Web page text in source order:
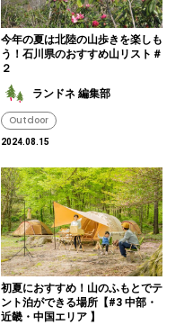
今年の夏は北陸の山歩きを楽しも
う！石川県のおすすめ山リスト＃
２
ランドネ 編集部
Outdoor
2024.08.15
初夏におすすめ！山のふもとでテ
ント泊ができる場所【#3 中部・
近畿・中国エリア 】